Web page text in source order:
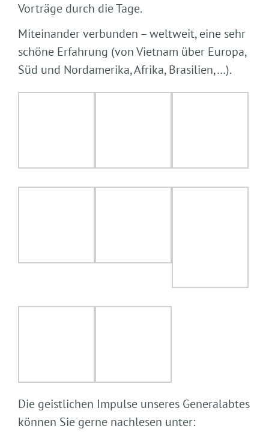
Vorträge durch die Tage.
Miteinander verbunden – weltweit, eine sehr
schöne Erfahrung (von Vietnam über Europa,
Süd und Nordamerika, Afrika, Brasilien,…).
Die geistlichen Impulse unseres Generalabtes
können Sie gerne nachlesen unter: